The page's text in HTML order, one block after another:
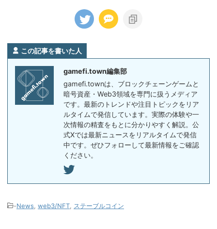
この記事を書いた人
gamefi.town編集部
gamefi.townは、ブロックチェーンゲームと
暗号資産・Web3領域を専門に扱うメディア
です。最新のトレンドや注目トピックをリア
ルタイムで発信しています。実際の体験や一
次情報の精査をもとに分かりやすく解説。公
式Xでは最新ニュースをリアルタイムで発信
中です。ぜひフォローして最新情報をご確認
ください。
-News web3/NFT ステーブルコイン